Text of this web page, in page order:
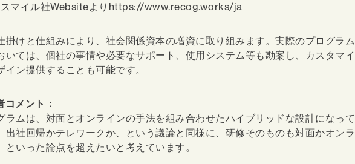
マイル社Websiteより https://www.recog.works/ja
掛けと仕組みにより、社会関係資本の増資に取り組みます。実際のプログラム
いては、個社の事情や必要なサポート、使用システム等も勘案し、カスタマイ
イン提供することも可能です。
メント：
ラムは、対面とオンラインの手法を組み合わせたハイブリッドな設計になって
出社回帰かテレワークか、という議論と同様に、研修そのものも対面かオンラ
といった論点を超えたいと考えています。